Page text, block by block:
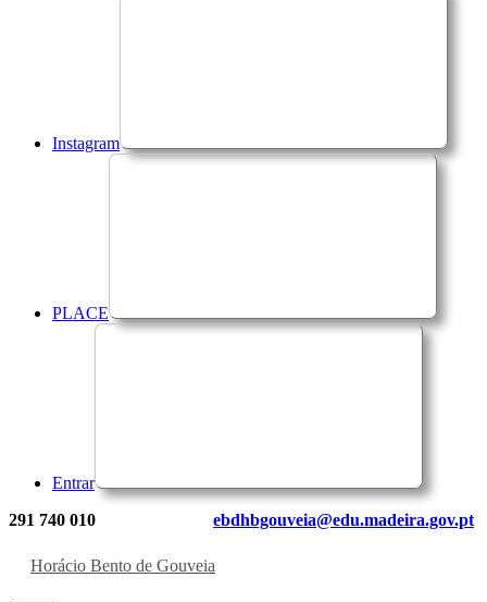
Instagram
PLACE
Entrar
291 740 010 ebdhbgouveia@edu.madeira.gov.pt
Horácio Bento de Gouveia